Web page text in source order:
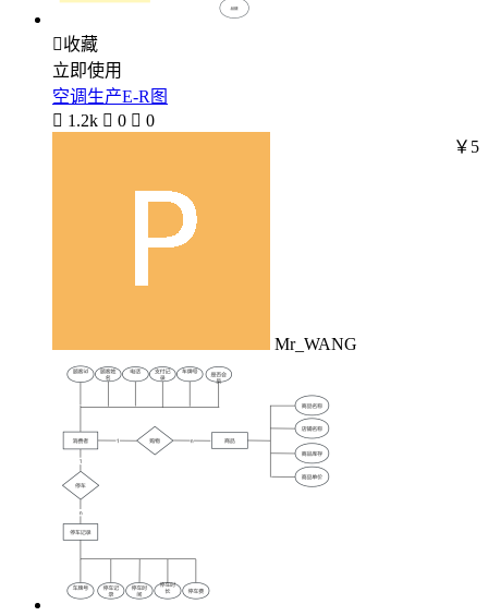
收藏
立即使用
空调生产E-R图
 1.2k  0  0
Mr_WANG
￥5